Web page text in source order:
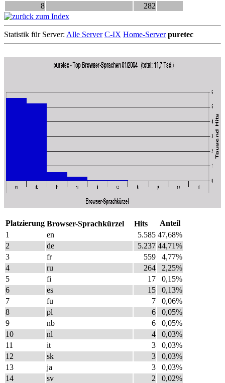
8
282
Statistik für Server: Alle Server C-IX Home-Server puretec
Platzierung Browser-Sprachkürzel Hits
Anteil
1
en 5.585 47,68%
2
de 5.237 44,71%
3
fr 559
4,77%
4
ru 264
2,25%
5
fi 17
0,15%
6
es 15
0,13%
7
fu 7
0,06%
8
pl 6
0,05%
9
nb 6
0,05%
10
nl 4
0,03%
11
it 3
0,03%
12
sk 3
0,03%
13
ja 3
0,03%
14
sv 2
0,02%